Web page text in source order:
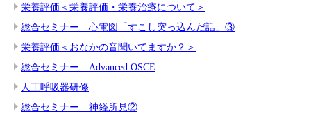
栄養評価＜栄養評価・栄養治療について＞
総合セミナー 心電図「すこし突っ込んだ話」③
栄養評価＜おなかの音聞いてますか？＞
総合セミナー Advanced OSCE
人工呼吸器研修
総合セミナー 神経所見②